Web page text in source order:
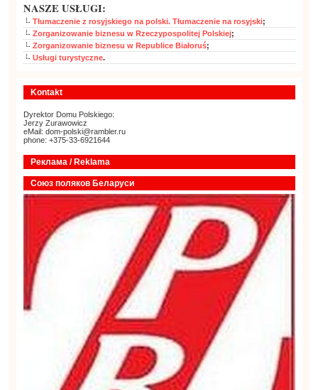
NASZE USŁUGI:
Tłumaczenie z rosyjskiego na polski. Tłumaczenie na rosyjski;
Zorganizowanie biznesu w Rzeczypospolitej Polskiej;
Zorganizowanie biznesu w Republice Białoruś;
Usługi turystyczne.
Kontakt
Dyrektor Domu Polskiego:
Jerzy Zurawowicz
eMail: dom-polski@rambler.ru
phone: +375-33-6921644
Реклама / Reklama
Союз поляков Беларуси